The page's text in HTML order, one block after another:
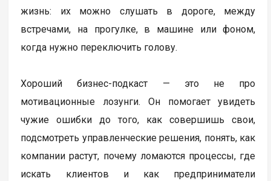
жизнь: их можно слушать в дороге, между
встречами, на прогулке, в машине или фоном,
когда нужно переключить голову.
Хороший бизнес-подкаст — это не про
мотивационные лозунги. Он помогает увидеть
чужие ошибки до того, как совершишь свои,
подсмотреть управленческие решения, понять, как
компании растут, почему ломаются процессы, где
искать клиентов и как предприниматели